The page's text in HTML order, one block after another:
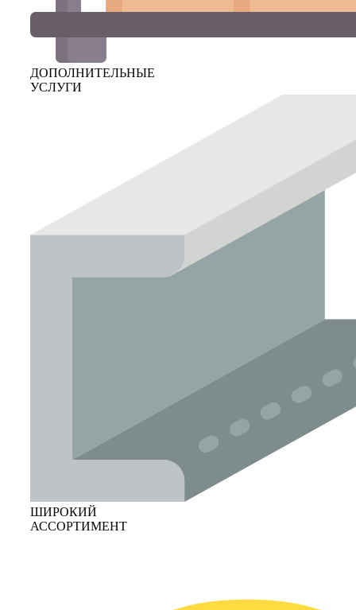
ДОПОЛНИТЕЛЬНЫЕ
УСЛУГИ
ШИРОКИЙ
АССОРТИМЕНТ